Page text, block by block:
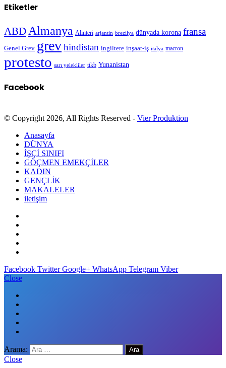
Etiketler
ABD Almanya Alınteri arjantin brezilya dünyada korona fransa
Genel Grev grevhindistan ingiltere inşaat-iş italya macron
protesto sarı yelekliler tikb Yunanistan
Facebook
© Copyright 2026, All Rights Reserved - Vier Produktion
Anasayfa
DÜNYA
İŞÇİ SINIFI
GÖÇMEN EMEKÇİLER
KADIN
GENÇLİK
MAKALELER
iletişim
Facebook Twitter Google+ WhatsApp Telegram Viber
Close
Arama:
Close